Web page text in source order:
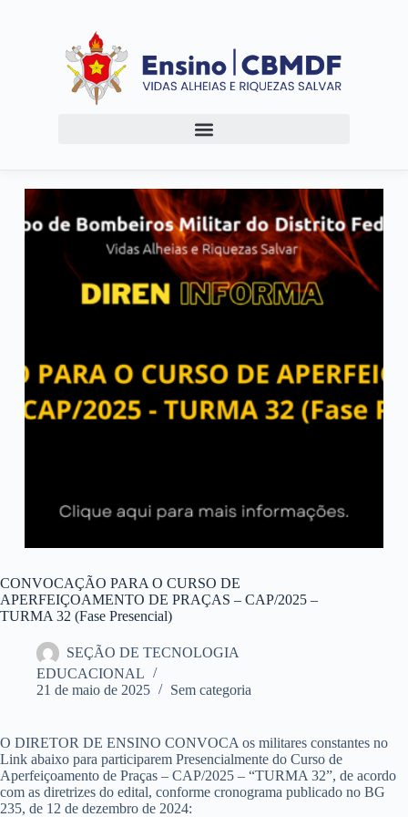
CONVOCAÇÃO PARA O CURSO DE
APERFEIÇOAMENTO DE PRAÇAS – CAP/2025 –
TURMA 32 (Fase Presencial)
SEÇÃO DE TECNOLOGIA
EDUCACIONAL
21 de maio de 2025
Sem categoria
O DIRETOR DE ENSINO CONVOCA os militares constantes no
Link abaixo para participarem Presencialmente do Curso de
Aperfeiçoamento de Praças – CAP/2025 – “TURMA 32”, de acordo
com as diretrizes do edital, conforme cronograma publicado no BG
235, de 12 de dezembro de 2024: